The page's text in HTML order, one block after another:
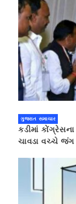
ગુજરાત સમાચાર
કડીમાં
ચાવડા વચ્ચે જંગ